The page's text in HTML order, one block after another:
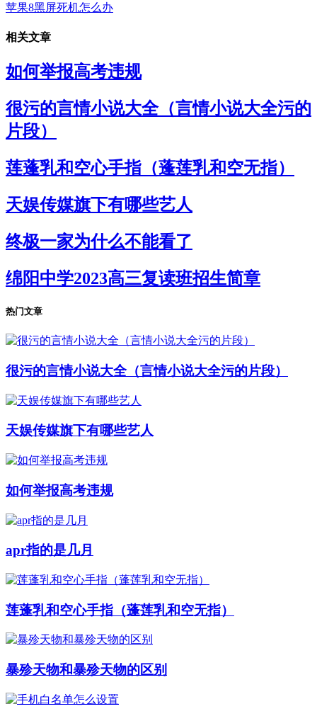
苹果8黑屏死机怎么办
相关文章
如何举报高考违规
很污的言情小说大全（言情小说大全污的
片段）
莲蓬乳和空心手指（蓬莲乳和空无指）
天娱传媒旗下有哪些艺人
终极一家为什么不能看了
绵阳中学2023高三复读班招生简章
热门文章
很污的言情小说大全（言情小说大全污的片段）
天娱传媒旗下有哪些艺人
如何举报高考违规
apr指的是几月
莲蓬乳和空心手指（蓬莲乳和空无指）
暴殄天物和暴殄天物的区别